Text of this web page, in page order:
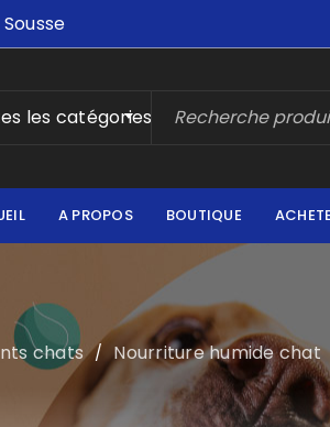
les catégories
A PROPOS BOUTIQUE
chats / Nourriture humide chat